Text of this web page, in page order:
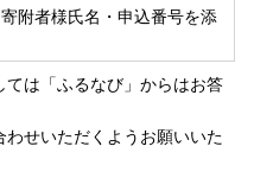
時間をいただく場合がご
時～17時】
附者様氏名・申込番号を添
は「ふるなび」からはお答
せいただくようお願いいた